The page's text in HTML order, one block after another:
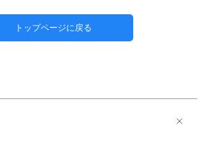
トップページに戻る